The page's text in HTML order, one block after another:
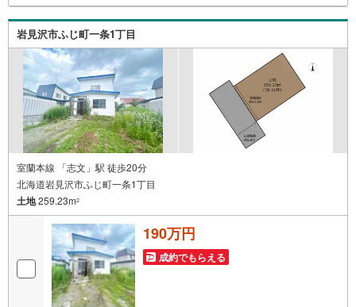
岩見沢市ふじ町一条1丁目
室蘭本線 「志文」駅 徒歩20分
北海道岩見沢市ふじ町一条1丁目
土地259.23m2
190万円
成約でもらえる